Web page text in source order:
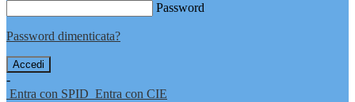
Password
Password dimenticata?
-
Entra con SPID Entra con CIE